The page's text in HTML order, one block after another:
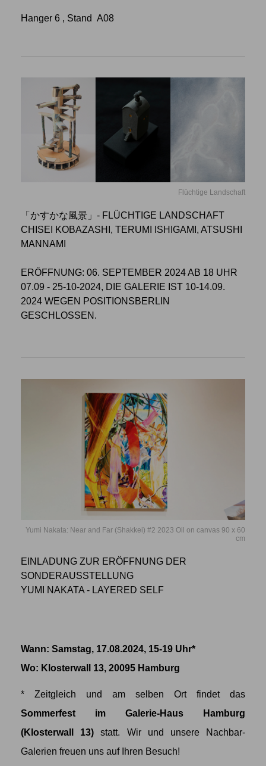
Hanger 6 , Stand A08
Flüchtige Landschaft
「かすかな風景」- FLÜCHTIGE LANDSCHAFT
CHISEI KOBAZASHI, TERUMI ISHIGAMI, ATSUSHI
MANNAMI
ERÖFFNUNG: 06. SEPTEMBER 2024 AB 18 UHR
07.09 - 25-10-2024, DIE GALERIE IST 10-14.09.
2024 WEGEN POSITIONSBERLIN
GESCHLOSSEN.
Yumi Nakata: Near and Far (Shakkei) #2 2023 Oil on canvas 90 x 60
cm
EINLADUNG ZUR ERÖFFNUNG DER
SONDERAUSSTELLUNG
YUMI NAKATA - LAYERED SELF
Wann: Samstag, 17.08.2024, 15-19 Uhr*
Wo: Klosterwall 13, 20095 Hamburg
* Zeitgleich und am selben Ort findet das
Sommerfest im Galerie-Haus Hamburg
(Klosterwall 13) statt. Wir und unsere Nachbar-
Galerien freuen uns auf Ihren Besuch!